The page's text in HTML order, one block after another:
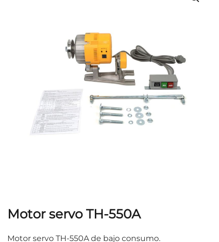
Motor servo TH-550A
Motor servo TH-550A de bajo consumo.